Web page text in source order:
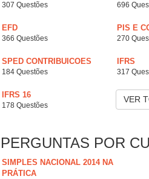
307 Questões 696
EFD
366 Questões
PIS E
270
SPED CONTRIBUICOES
184 Questões
IFRS
317
IFRS 16
178 Questões
VER
PERGUNTAS POR
SIMPLES NACIONAL 2014 NA
PRÁTICA